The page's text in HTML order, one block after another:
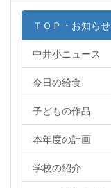
ＴＯＰ・お知らせ
中井小ニュース
今日の給食
子どもの作品
本年度の計画
学校の紹介